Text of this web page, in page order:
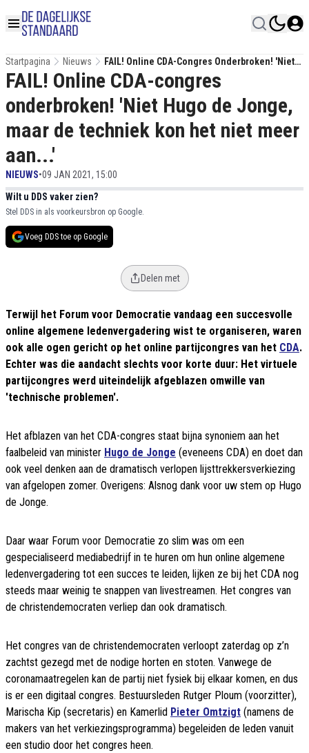
Startpagina Nieuws
FAIL! Online CDA-Congres Onderbroken! 'Niet
Hugo De Jonge, Maar De Techniek Kon Het
Niet Meer Aan...'
FAIL! Online CDA-congres
onderbroken! 'Niet Hugo de Jonge,
maar de techniek kon het niet meer
aan...'
NIEUWS•09 JAN 2021, 15:00
Wilt u DDS vaker zien?
Stel DDS in als voorkeursbron op Google.
Voeg DDS toe op Google
Delen met
Terwijl het Forum voor Democratie vandaag een succesvolle
online algemene ledenvergadering wist te organiseren, waren
ook alle ogen gericht op het online partijcongres van het CDA.
Echter was die aandacht slechts voor korte duur: Het virtuele
partijcongres werd uiteindelijk afgeblazen omwille van
'technische problemen'.
Het afblazen van het CDA-congres staat bijna synoniem aan het
faalbeleid van minister Hugo de Jonge (eveneens CDA) en doet dan
ook veel denken aan de dramatisch verlopen lijsttrekkersverkiezing
van afgelopen zomer. Overigens: Alsnog dank voor uw stem op Hugo
de Jonge.
Daar waar Forum voor Democratie zo slim was om een
gespecialiseerd mediabedrijf in te huren om hun online algemene
ledenvergadering tot een succes te leiden, lijken ze bij het CDA nog
steeds maar weinig te snappen van livestreamen. Het congres van
de christendemocraten verliep dan ook dramatisch.
Het congres van de christendemocraten verloopt zaterdag op z’n
zachtst gezegd met de nodige horten en stoten. Vanwege de
coronamaatregelen kan de partij niet fysiek bij elkaar komen, en dus
is er een digitaal congres. Bestuursleden Rutger Ploum (voorzitter),
Marischa Kip (secretaris) en Kamerlid Pieter Omtzigt (namens de
makers van het verkiezingsprogramma) begeleiden de leden vanuit
een studio door het congres heen.